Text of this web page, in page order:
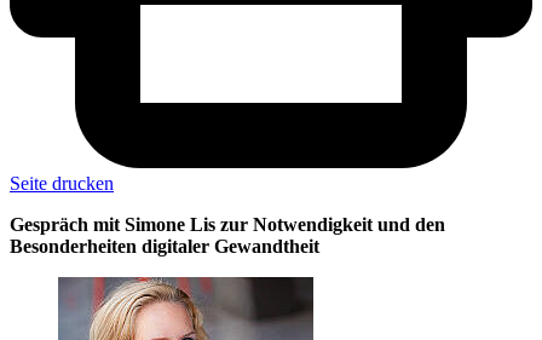
Seite drucken
Gespräch mit Simone Lis zur Notwendigkeit und den
Besonderheiten digitaler Gewandtheit